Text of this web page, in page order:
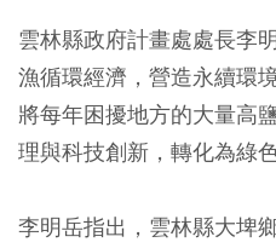
雲林縣政府計畫處處長李
漁循環經濟，營造永續環
將每年困擾地方的大量高
理與科技創新，轉化為綠
李明岳指出，雲林縣大埤